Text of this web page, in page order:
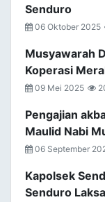
Senduro
06 Oktober 2025
Musyawarah
Koperasi
09 Mei 2025
Pengajian
Maulid Nabi
06 September
Kapolsek
Senduro